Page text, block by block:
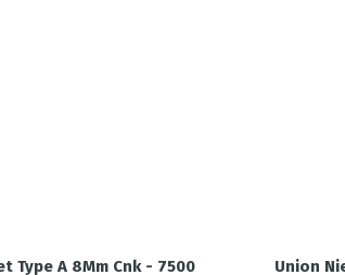
Type A 8Mm Cnk - 7500
Union